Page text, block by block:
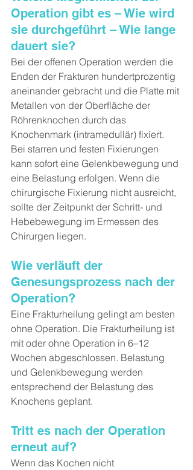
Operation gibt es – Wie wird
sie durchgeführt – Wie lange
dauert sie?
Bei der offenen Operation werden die
Enden der Frakturen hundertprozentig
aneinander gebracht und die Platte mit
Metallen von der Oberfläche der
Röhrenknochen durch das
Knochenmark (intramedullär) fixiert.
Bei starren und festen Fixierungen
kann sofort eine Gelenkbewegung und
eine Belastung erfolgen. Wenn die
chirurgische Fixierung nicht ausreicht,
sollte der Zeitpunkt der Schritt- und
Hebebewegung im Ermessen des
Chirurgen liegen.
Wie verläuft der
Genesungsprozess nach der
Operation?
Eine Frakturheilung gelingt am besten
ohne Operation. Die Frakturheilung ist
mit oder ohne Operation in 6–12
Wochen abgeschlossen. Belastung
und Gelenkbewegung werden
entsprechend der Belastung des
Knochens geplant.
Tritt es nach der Operation
erneut auf?
Wenn das Kochen nicht